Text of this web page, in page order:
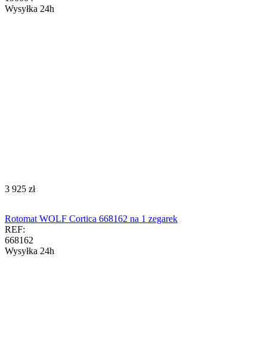
Wysyłka 24h
‍3 925‍ zł
Rotomat WOLF Cortica 668162 na 1 zegarek
REF:
668162
Wysyłka 24h